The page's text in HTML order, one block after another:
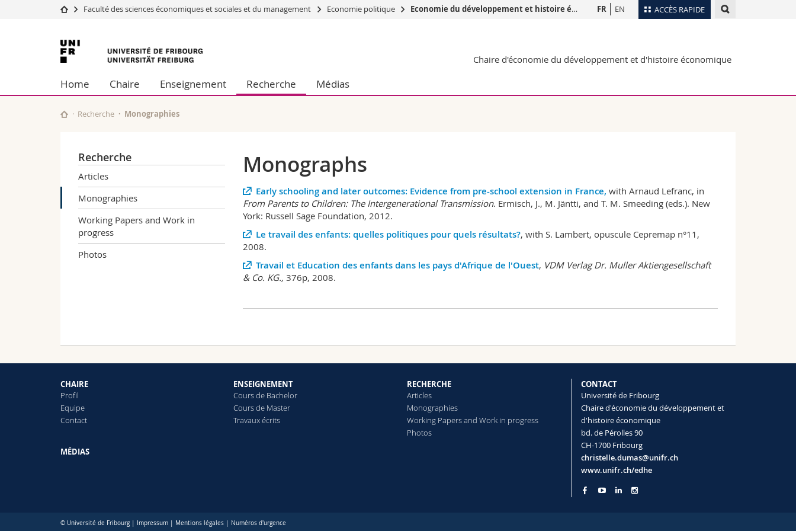
ACCÈS RAPIDE
Université
Recherche
Université
Formation continue
Sciences économiques et sociales et management
Lettres et sciences humaines
Futurs étudiants
Chercheurs
Plan d'accès
Webmail
FR EN
Faculté des sciences économiques et sociales et du management Economie politique Economie du développement et histoire économique
Université
de
Fribourg
Chaire d'économie du développement et d'histoire économique
Home Chaire Enseignement Recherche Médias
Recherche Monographies
Recherche
Articles
Monographies
Working Papers and Work in
progress
Photos
Monographs
Early schooling and later outcomes: Evidence from pre-school extension in France, with Arnaud Lefranc, in
From Parents to Children: The Intergenerational Transmission. Ermisch, J., M. Jäntti, and T. M. Smeeding (eds.). New
York: Russell Sage Foundation, 2012.
Le travail des enfants: quelles politiques pour quels résultats?, with S. Lambert, opuscule Cepremap n°11,
2008.
Travail et Education des enfants dans les pays d'Afrique de l'Ouest, VDM Verlag Dr. Muller Aktiengesellschaft
& Co. KG., 376p, 2008.
CHAIRE
Profil
Equipe
Contact
MÉDIAS
ENSEIGNEMENT
Cours de Bachelor
Cours de Master
Travaux écrits
RECHERCHE
Articles
Monographies
Working Papers and Work in progress
Photos
CONTACT
Université de Fribourg
Chaire d'économie du développement et
d'histoire économique
bd. de Pérolles 90
CH-1700 Fribourg
christelle.dumas@unifr.ch
www.unifr.ch/edhe
© Université de Fribourg | Impressum | Mentions légales | Numéros d'urgence